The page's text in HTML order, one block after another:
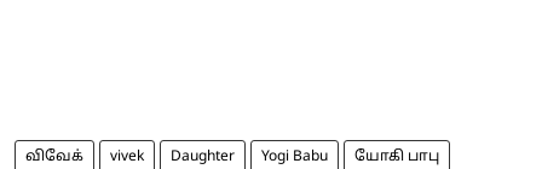
விவேக் vivek Daughter Yogi Babu யோகி பாபு